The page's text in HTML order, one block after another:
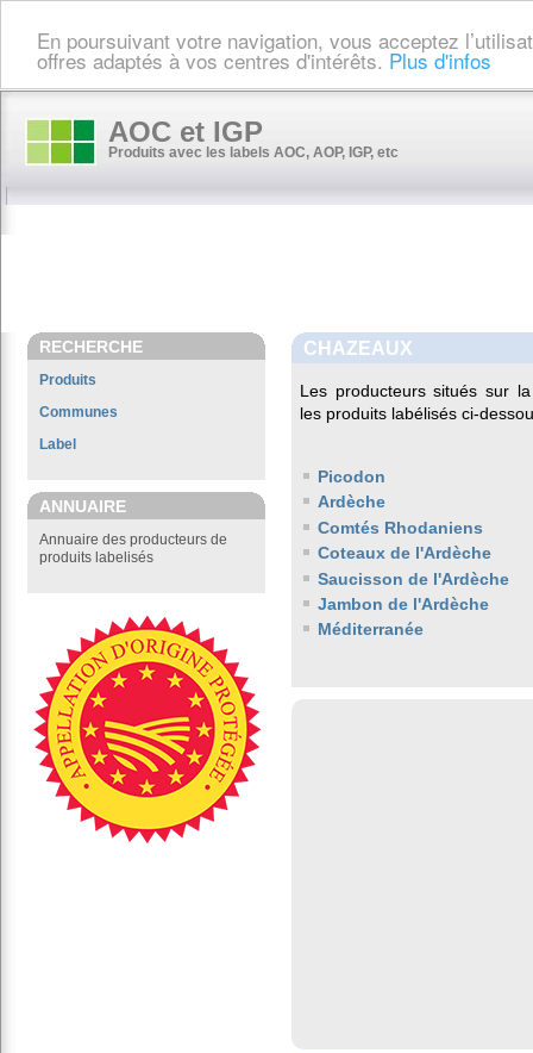
En poursuivant votre navigation, vous acceptez
offres adaptés à vos centres d'intérêts. Plus d'infos
AOC et IGP
Produits avec les labels AOC, AOP, IGP, etc
RECHERCHE
Produits
Communes
Label
ANNUAIRE
Annuaire des producteurs de
produits labelisés
CHAZEAUX
Les producteurs situés sur
les produits labélisés ci-
Picodon
Ardèche
Comtés Rhodaniens
Coteaux de l'Ardèche
Saucisson de l'Ardèche
Jambon de l'Ardèche
Méditerranée